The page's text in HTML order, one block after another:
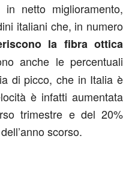
netto miglioramento,
italiani che, in numero
la fibra ottica
anche le percentuali
di picco, che in Italia è
è infatti aumentata
trimestre e del 20%
scorso.